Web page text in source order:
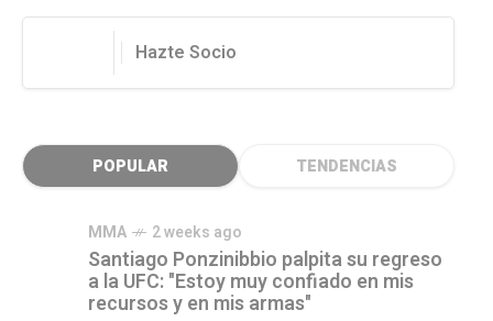
Hazte Socio
POPULAR TENDENCIAS
MMA 2 weeks ago
Santiago Ponzinibbio palpita su regreso
a la UFC: "Estoy muy confiado en mis
recursos y en mis armas"